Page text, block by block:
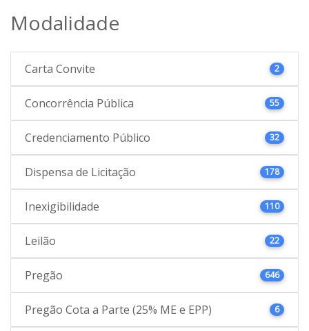
Modalidade
Carta Convite 2
Concorrência Pública 55
Credenciamento Público 32
Dispensa de Licitação 178
Inexigibilidade 110
Leilão 22
Pregão 646
Pregão Cota a Parte (25% ME e EPP) 6